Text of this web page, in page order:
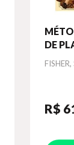
DE
Autor
R$